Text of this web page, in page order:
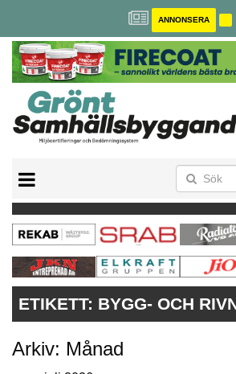
ANNONSERA
MILJÖBYGGNAD
NOLLCO2
CITYLAB
GREENBUILDING
ANNONSERA
ETIKETT: BYGG- OCH
Arkiv: Månad